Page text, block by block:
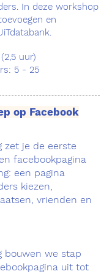
In deze workshop
en
(2,5 uur)
5 - 25
op Facebook
zet je de eerste
facebookpagina
een pagina
kiezen,
vrienden en
bouwen we stap
uit tot